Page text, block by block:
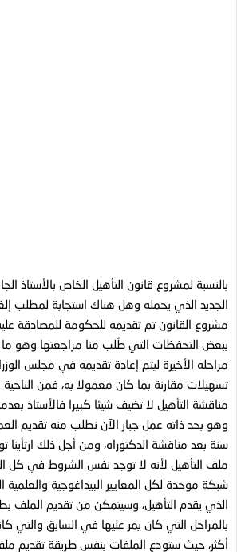
بالنسبة لمشروع قانون التأهيل الخاص بالأستاذ
الجديد الذي يحمله وهل هناك استجابة لمطلب
مشروع القانون تم تقديمه للحكومة للمصادقة
ببعض التحفظات التي طُلب منا مراجعتها وهو
مراحله الأخيرة ليتم إعادة تقديمه في مجلس
تسهيلات مقارنة بما كان معمولا به، فمن الناحية
مناقشة التأهيل لا تضيف شيئا كبيرا فالأستاذ
وهو بحد ذاته عمل جبار الآن نطلب منه تقديم
سنة بعد مناقشة الدكتوراه، ومن أجل ذلك ارتأينا
ملف التأهيل لأنه لا توجد نفس الشروط في كل
شبكة موحدة لكل المعايير البيداغوجية والعلمية
الذي يقدم التأهيل، وسيتمكن من تقديم الملف
بالمراحل التي كان يمر عليها في السابق والتي
أكثر، حيث ستودع الملفات بنفس طريقة تقديم ملف